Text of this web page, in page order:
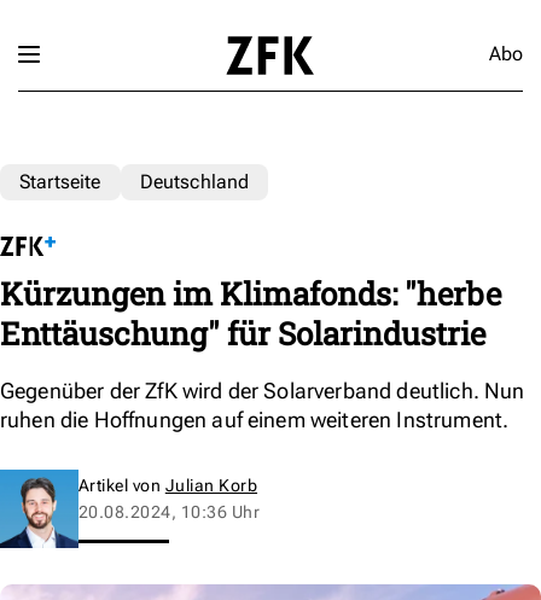
Abo
Startseite Deutschland
Kürzungen im Klimafonds: "herbe
Enttäuschung" für Solarindustrie
Gegenüber der ZfK wird der Solarverband deutlich. Nun
ruhen die Hoffnungen auf einem weiteren Instrument.
Artikel von Julian Korb
20.08.2024, 10:36 Uhr